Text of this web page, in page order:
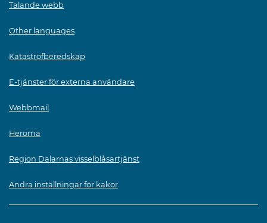
Talande webb
Other languages
Katastrofberedskap
E-tjänster för externa användare
Webbmail
Heroma
Region Dalarnas visselblåsartjänst
Ändra inställningar för kakor